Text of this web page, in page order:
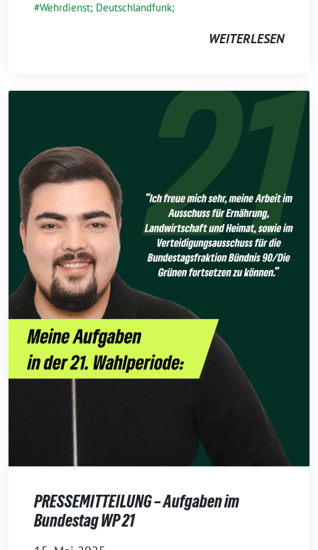
Wehrdienst; Deutschlandfunk;
WEITERLESEN
PRESSEMITTEILUNG – Aufgaben im
Bundestag WP 21